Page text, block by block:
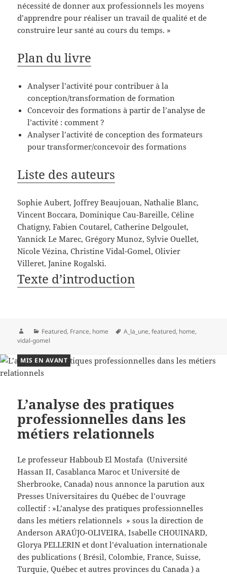
nécessité de donner aux professionnels les moyens
d’apprendre pour réaliser un travail de qualité et de
construire leur santé au cours du temps. »
Plan du livre
Analyser l’activité pour contribuer à la
conception/transformation de formation
Concevoir des formations à partir de l’analyse de
l’activité : comment ?
Analyser l’activité de conception des formateurs
pour transformer/concevoir des formations
Liste des auteurs
Sophie Aubert, Joffrey Beaujouan, Nathalie Blanc,
Vincent Boccara, Dominique Cau-Bareille, Céline
Chatigny, Fabien Coutarel, Catherine Delgoulet,
Yannick Le Marec, Grégory Munoz, Sylvie Ouellet,
Nicole Vézina, Christine Vidal-Gomel, Olivier
Villeret, Janine Rogalski.
Texte d’introduction
AuteurCatégories
Featured, France, home
Mots-
A_la_une,featured, home,
vidal-gomel
L’analyse des pratiques
professionnelles dans les
métiers relationnels
Le professeur Habboub El Mostafa (Université
Hassan II, Casablanca Maroc etUniversité de
Sherbrooke, Canada)nous annonce la parution aux
Presses Universitaires du Québec de l’ouvrage
collectif : »L’analyse des pratiques professionnelles
dans les métiers relationnels » sous la direction de
Anderson ARAÚJO-OLIVEIRA, Isabelle CHOUINARD,
Glorya PELLERIN et dont l’évaluation internationale
des publications ( Brésil, Colombie, France, Suisse,
Turquie, Québec et autres provinces du Canada ) a
MIS EN AVANT